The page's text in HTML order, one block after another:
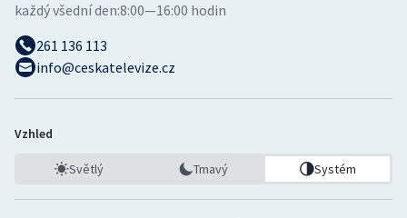
každý všední den:8:00—16:00 hodin
261 136 113
info@ceskatelevize.cz
Vzhled
Světlý Tmavý Systém